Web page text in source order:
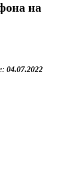
на
04.07.2022